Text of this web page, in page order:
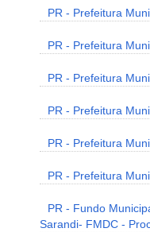
PR - Prefeitura
PR - Prefeitura
PR - Prefeitura
PR - Prefeitura
PR - Prefeitura
PR - Prefeitura
PR - Fundo
Sarandi- FMDC -